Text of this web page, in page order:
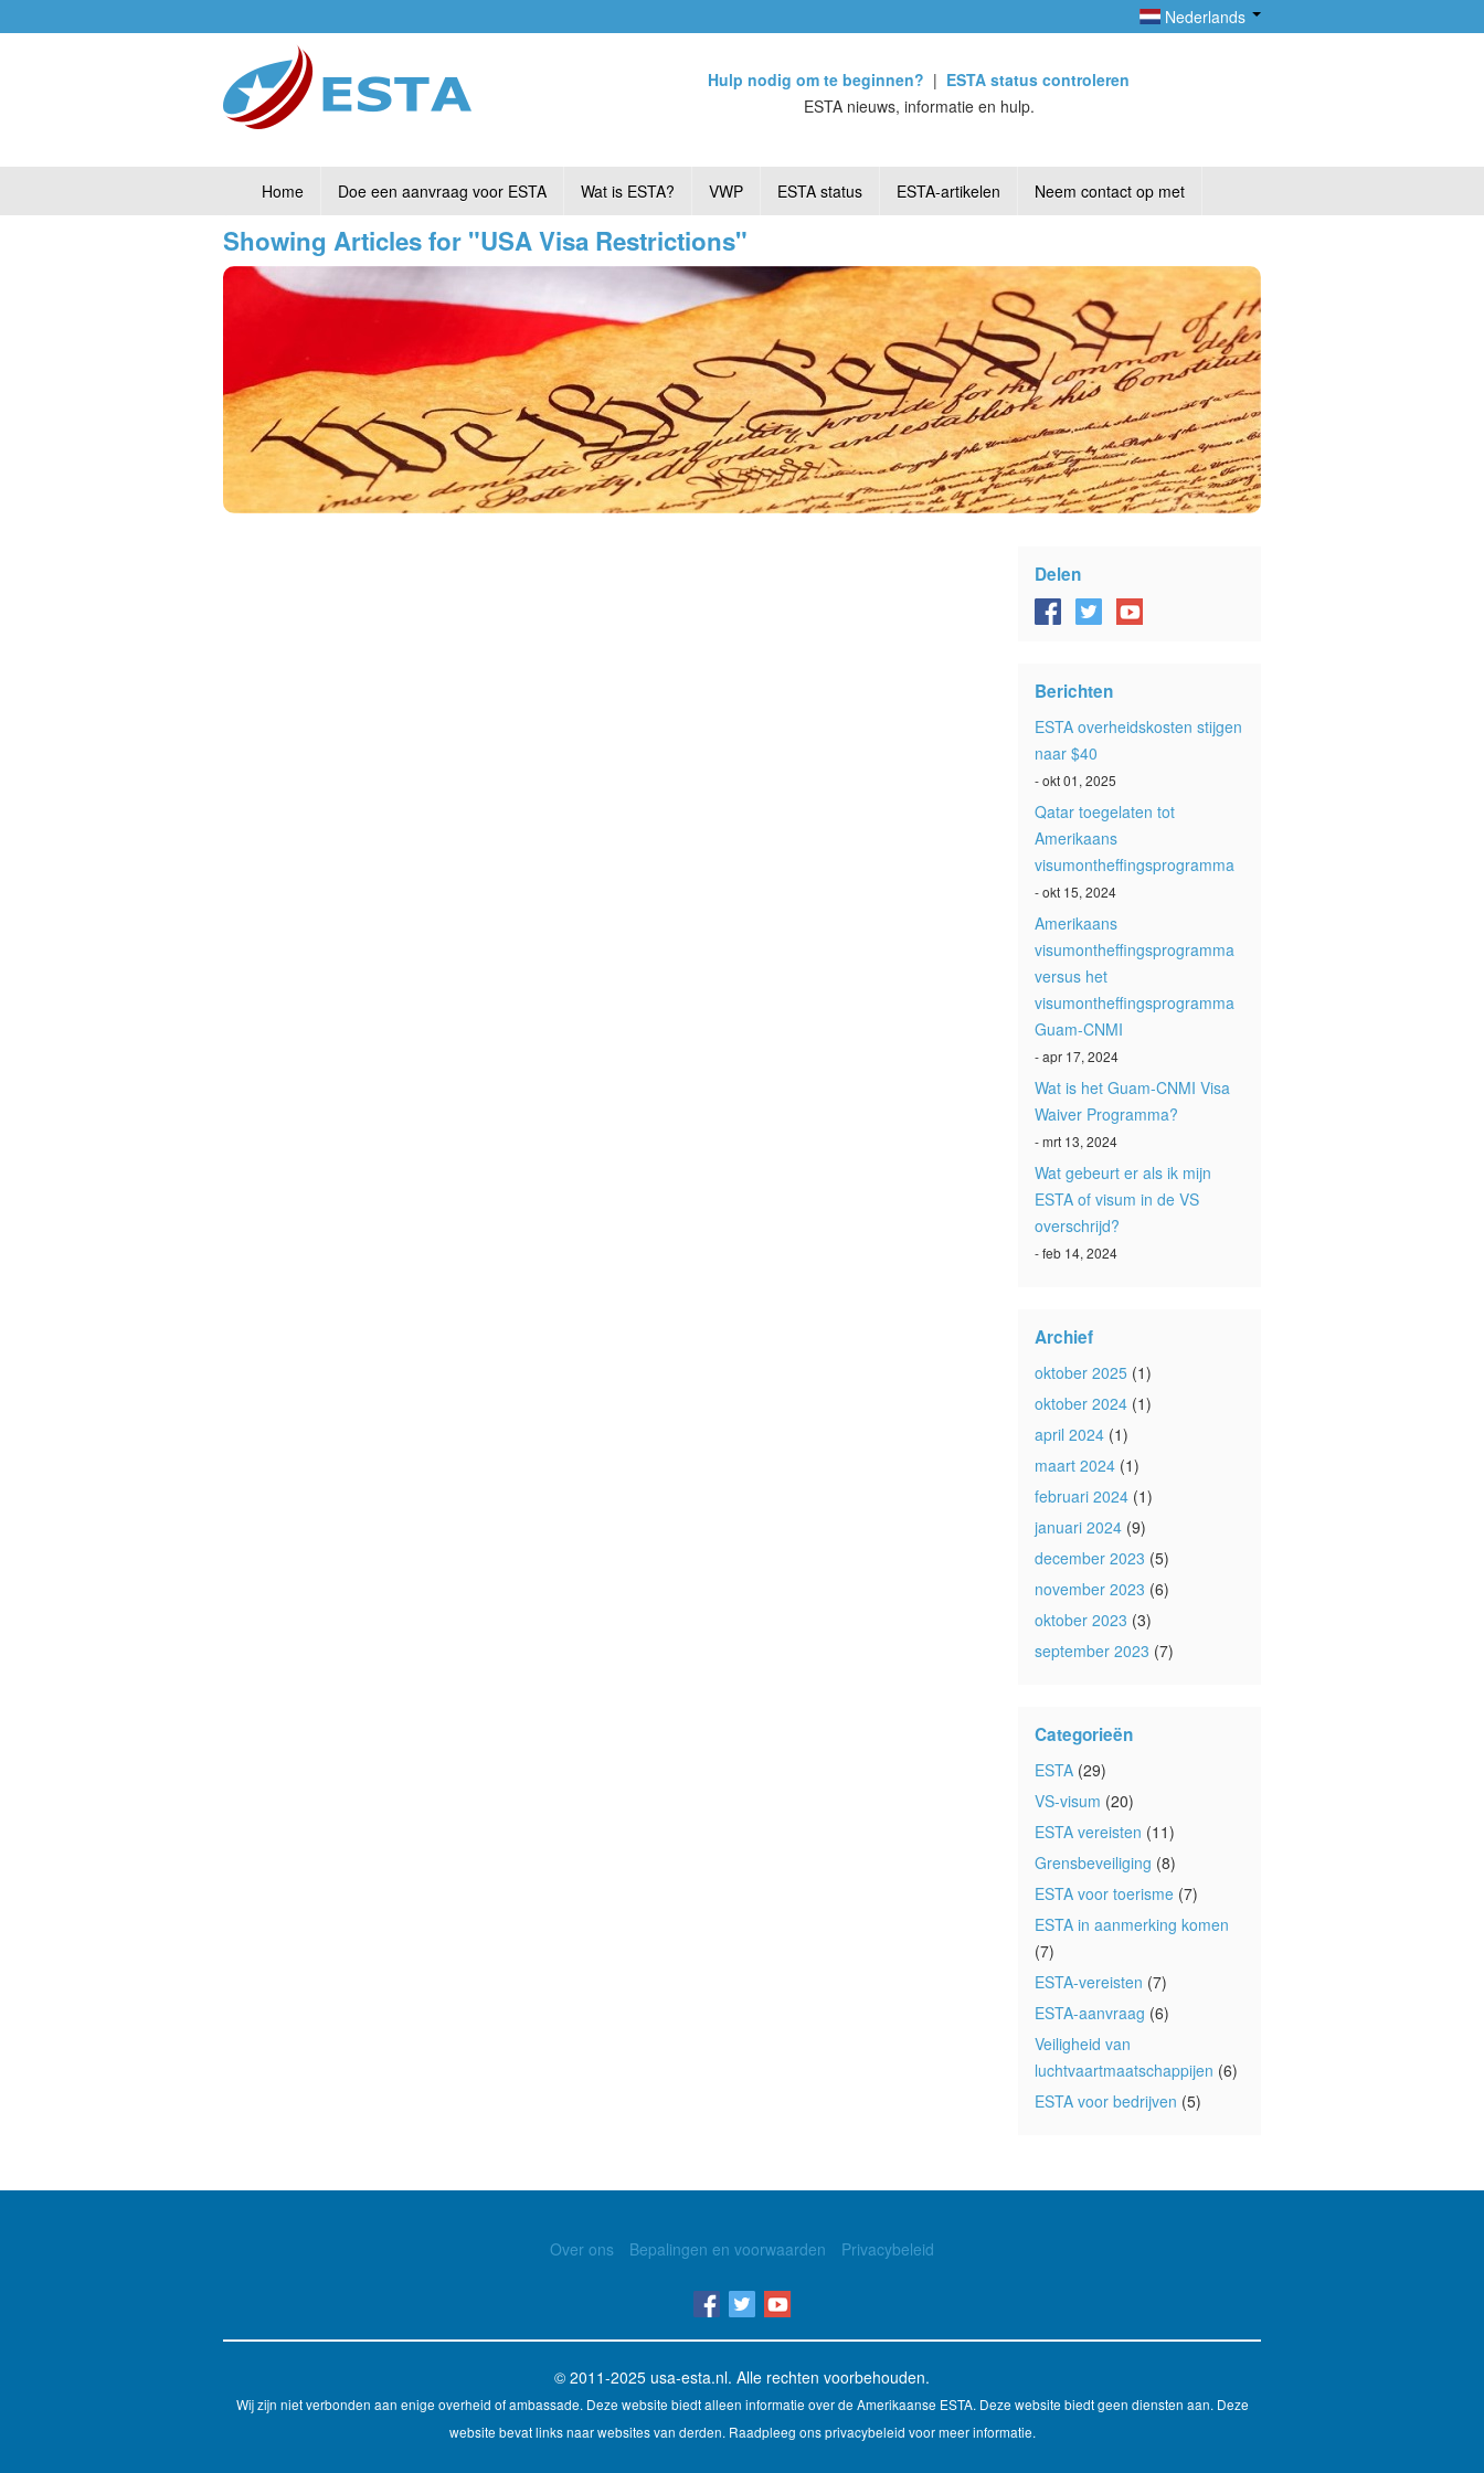
Nederlands
Hulp nodig om te beginnen? | ESTA status controleren
ESTA nieuws, informatie en hulp.
Home Doe een aanvraag voor ESTA Wat is ESTA? VWP ESTA status ESTA-artikelen Neem contact op met
Showing Articles for "USA Visa Restrictions"
Delen
Berichten
ESTA overheidskosten stijgen
naar $40
- okt 01, 2025
Qatar toegelaten tot
Amerikaans
visumontheffingsprogramma
- okt 15, 2024
Amerikaans
visumontheffingsprogramma
versus het
visumontheffingsprogramma
Guam-CNMI
- apr 17, 2024
Wat is het Guam-CNMI Visa
Waiver Programma?
- mrt 13, 2024
Wat gebeurt er als ik mijn
ESTA of visum in de VS
overschrijd?
- feb 14, 2024
Archief
oktober 2025 (1)
oktober 2024 (1)
april 2024 (1)
maart 2024 (1)
februari 2024 (1)
januari 2024 (9)
december 2023 (5)
november 2023 (6)
oktober 2023 (3)
september 2023 (7)
Categorieën
ESTA (29)
VS-visum (20)
ESTA vereisten (11)
Grensbeveiliging (8)
ESTA voor toerisme (7)
ESTA in aanmerking komen
(7)
ESTA-vereisten (7)
ESTA-aanvraag (6)
Veiligheid van
luchtvaartmaatschappijen (6)
ESTA voor bedrijven (5)
Over ons Bepalingen en voorwaarden Privacybeleid
© 2011-2025 usa-esta.nl. Alle rechten voorbehouden.
Wij zijn niet verbonden aan enige overheid of ambassade. Deze website biedt alleen informatie over de Amerikaanse ESTA. Deze website biedt geen diensten aan. Deze
website bevat links naar websites van derden. Raadpleeg ons privacybeleid voor meer informatie.